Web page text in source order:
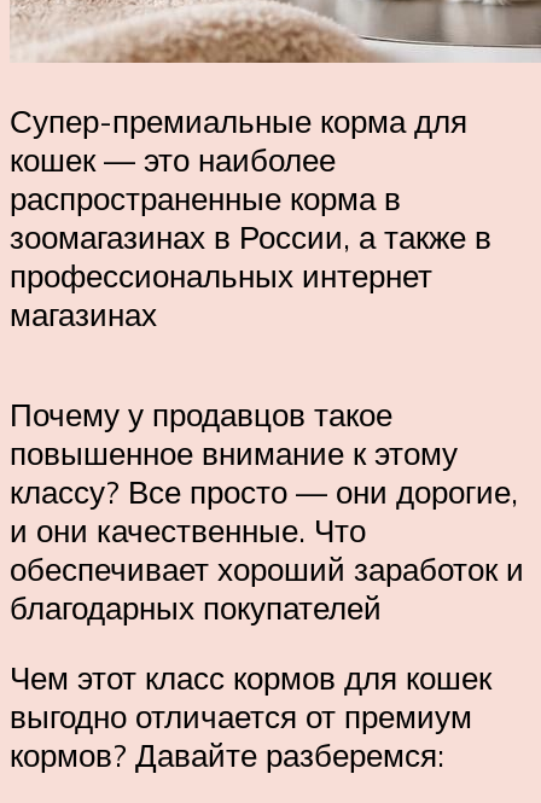
Супер-премиальные корма для
кошек — это наиболее
распространенные корма в
зоомагазинах в России, а также в
профессиональных интернет
магазинах
Почему у продавцов такое
повышенное внимание к этому
классу? Все просто — они дорогие,
и они качественные. Что
обеспечивает хороший заработок и
благодарных покупателей
Чем этот класс кормов для кошек
выгодно отличается от премиум
кормов? Давайте разберемся: